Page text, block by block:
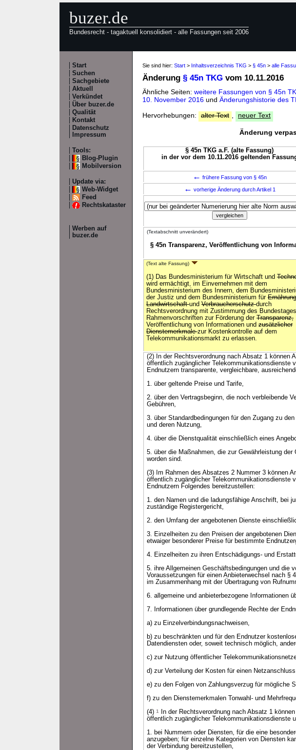
buzer.de
Bundesrecht - tagaktuell konsolidiert - alle Fassungen seit 2006
Start
Suchen
Sachgebiete
Aktuell
Verkündet
Über buzer.de
Qualität
Kontakt
Datenschutz
Impressum
Tools:
Blog-Plugin
Mobilversion
Update via:
Web-Widget
Feed
Rechtskataster
Werben auf
buzer.de
Sie sind hier: Start > Inhaltsverzeichnis TKG > § 45n > alle
Änderung § 45n TKG vom 10.11.2016
Ähnliche Seiten: weitere Fassungen von § 45n
10. November 2016 und Änderungshistorie des
Hervorhebungen:
alter Text neuer Text
Änderung
§ 45n TKG a.F. (alte Fassung)
in der vor dem 10.11.2016 geltenden
← frühere Fassung von § 45n
← vorherige Änderung durch Artikel 1
(Textabschnitt unverändert)
§ 45n Transparenz, Veröffentlichung von
(Text alte Fassung)
(1) Das Bundesministerium für Wirtschaft und
wird ermächtigt, im Einvernehmen mit dem
Bundesministerium des Innern, dem
der Justiz und dem Bundesministerium für
Landwirtschaftund Verbraucherschutzdurch
Rechtsverordnung mit Zustimmung des Bundestages
Rahmenvorschriften zur Förderung der Transparenz,
Veröffentlichung von Informationen und zusätzlicher
Dienstemerkmalezur Kostenkontrolle auf dem
Telekommunikationsmarkt zu erlassen.
(2) In der Rechtsverordnung nach Absatz 1 können
öffentlich zugänglicher Telekommunikationsdienste
Endnutzern transparente, vergleichbare,
1. über geltende Preise und Tarife,
2. über den Vertragsbeginn, die noch verbleibende
Gebühren,
3. über Standardbedingungen für den Zugang zu
und deren Nutzung,
4. über die Dienstqualität einschließlich eines
5. über die Maßnahmen, die zur Gewährleistung
worden sind.
(3) Im Rahmen des Absatzes 2 Nummer 3 können
öffentlich zugänglicher Telekommunikationsdienste
Endnutzern Folgendes bereitzustellen:
1. den Namen und die ladungsfähige Anschrift, bei
zuständige Registergericht,
2. den Umfang der angebotenen Dienste
3. Einzelheiten zu den Preisen der angebotenen
etwaiger besonderer Preise für bestimmte
4. Einzelheiten zu ihren Entschädigungs- und
5. ihre Allgemeinen Geschäftsbedingungen und die
Voraussetzungen für einen Anbieterwechsel nach §
im Zusammenhang mit der Übertragung von
6. allgemeine und anbieterbezogene Informationen
7. Informationen über grundlegende Rechte der
a) zu Einzelverbindungsnachweisen,
b) zu beschränkten und für den Endnutzer
Datendiensten oder, soweit technisch möglich,
c) zur Nutzung öffentlicher
d) zur Verteilung der Kosten für einen
e) zu den Folgen von Zahlungsverzug für mögliche
f) zu den Dienstemerkmalen Tonwahl- und
(4) 1
In der Rechtsverordnung nach Absatz 1
öffentlich zugänglicher Telekommunikationsdienste
1. bei Nummern oder Diensten, für die eine
anzugeben; für einzelne Kategorien von Diensten
der Verbindung bereitzustellen,